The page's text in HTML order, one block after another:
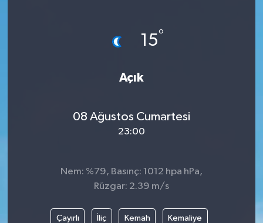
15°
Açık
08 Ağustos Cumartesi
23:00
Nem: %79, Basınç: 1012 hpa hPa,
Rüzgar: 2.39 m/s
Çayırlı İliç Kemah Kemaliye